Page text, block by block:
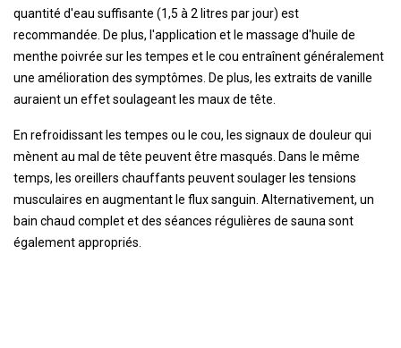
quantité d'eau suffisante (1,5 à 2 litres par jour) est
recommandée. De plus, l'application et le massage d'huile de
menthe poivrée sur les tempes et le cou entraînent généralement
une amélioration des symptômes. De plus, les extraits de vanille
auraient un effet soulageant les maux de tête.
En refroidissant les tempes ou le cou, les signaux de douleur qui
mènent au mal de tête peuvent être masqués. Dans le même
temps, les oreillers chauffants peuvent soulager les tensions
musculaires en augmentant le flux sanguin. Alternativement, un
bain chaud complet et des séances régulières de sauna sont
également appropriés.